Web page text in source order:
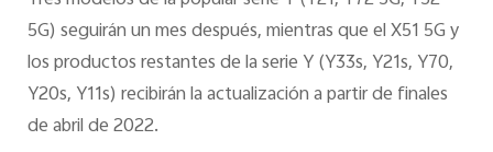
5G) seguirán un mes después, mientras que el X51 5G y
los productos restantes de la serie Y (Y33s, Y21s, Y70,
Y20s, Y11s) recibirán la actualización a partir de finales
de abril de 2022.